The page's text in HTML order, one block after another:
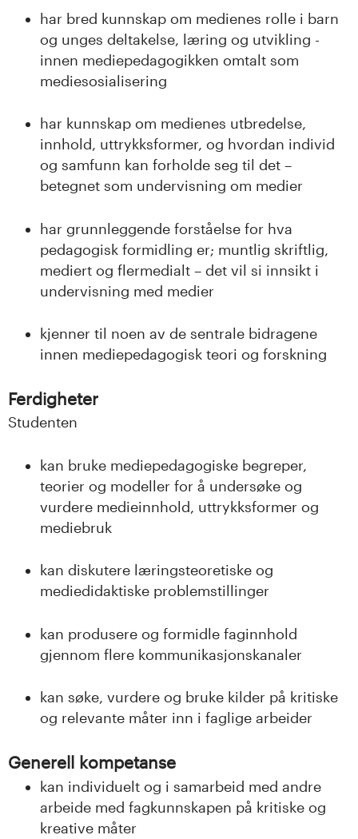
har bred kunnskap om medienes rolle i barn
og unges deltakelse, læring og utvikling -
innen mediepedagogikken omtalt som
mediesosialisering
har kunnskap om medienes utbredelse,
innhold, uttrykksformer, og hvordan individ
og samfunn kan forholde seg til det –
betegnet som undervisning om medier
har grunnleggende forståelse for hva
pedagogisk formidling er; muntlig skriftlig,
mediert og flermedialt – det vil si innsikt i
undervisning med medier
kjenner til noen av de sentrale bidragene
innen mediepedagogisk teori og forskning
Ferdigheter
Studenten
kan bruke mediepedagogiske begreper,
teorier og modeller for å undersøke og
vurdere medieinnhold, uttrykksformer og
mediebruk
kan diskutere læringsteoretiske og
mediedidaktiske problemstillinger
kan produsere og formidle faginnhold
gjennom flere kommunikasjonskanaler
kan søke, vurdere og bruke kilder på kritiske
og relevante måter inn i faglige arbeider
Generell kompetanse
kan individuelt og i samarbeid med andre
arbeide med fagkunnskapen på kritiske og
kreative måter